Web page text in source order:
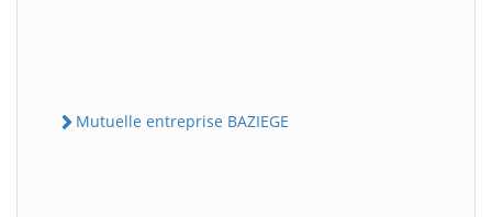
Mutuelle entreprise BAZIEGE